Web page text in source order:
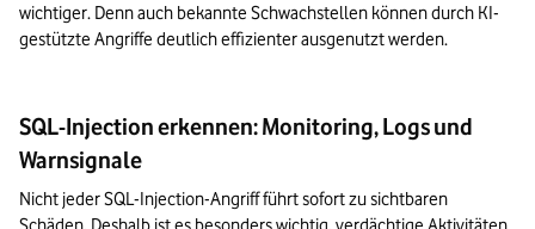
wichtiger. Denn auch bekannte Schwachstellen können durch KI-
gestützte Angriffe deutlich effizienter ausgenutzt werden.
SQL-Injection erkennen: Monitoring, Logs und
Warnsignale
Nicht jeder SQL-Injection-Angriff führt sofort zu sichtbaren